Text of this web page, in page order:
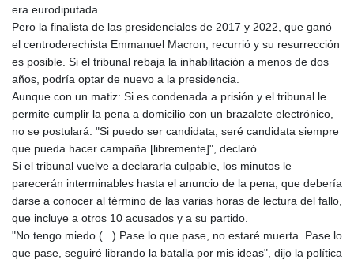
era eurodiputada.
Pero la finalista de las presidenciales de 2017 y 2022, que ganó
el centroderechista Emmanuel Macron, recurrió y su resurrección
es posible. Si el tribunal rebaja la inhabilitación a menos de dos
años, podría optar de nuevo a la presidencia.
Aunque con un matiz: Si es condenada a prisión y el tribunal le
permite cumplir la pena a domicilio con un brazalete electrónico,
no se postulará. "Si puedo ser candidata, seré candidata siempre
que pueda hacer campaña [libremente]", declaró.
Si el tribunal vuelve a declararla culpable, los minutos le
parecerán interminables hasta el anuncio de la pena, que debería
darse a conocer al término de las varias horas de lectura del fallo,
que incluye a otros 10 acusados y a su partido.
"No tengo miedo (...) Pase lo que pase, no estaré muerta. Pase lo
que pase, seguiré librando la batalla por mis ideas", dijo la política